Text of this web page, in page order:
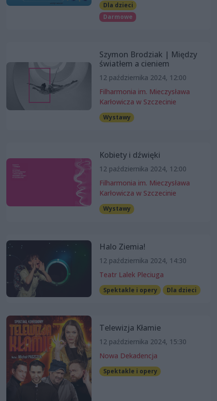
Dla dzieci
Darmowe
Szymon Brodziak | Między
światłem a cieniem
12 października 2024, 12:00
Filharmonia im. Mieczysława
Karłowicza w Szczecinie
Wystawy
Kobiety i dźwięki
12 października 2024, 12:00
Filharmonia im. Mieczysława
Karłowicza w Szczecinie
Wystawy
Halo Ziemia!
12 października 2024, 14:30
Teatr Lalek Pleciuga
Spektakle i opery Dla dzieci
Telewizja Kłamie
12 października 2024, 15:30
Nowa Dekadencja
Spektakle i opery